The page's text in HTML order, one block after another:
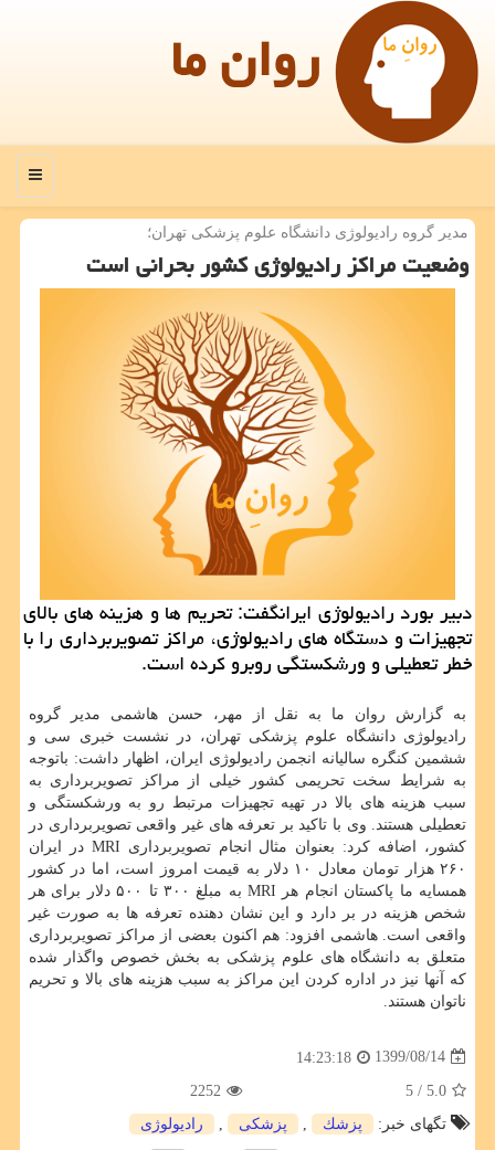
روان ما
منو
مدیر گروه رادیولوژی دانشگاه علوم پزشكی تهران؛
وضعیت مراكز رادیولوژی كشور بحرانی است
دبیر بورد رادیولوژی ایرانگفت: تحریم ها و هزینه های بالای
تجهیزات و دستگاه های رادیولوژی، مراكز تصویربرداری را با
خطر تعطیلی و ورشكستگی روبرو كرده است.
به گزارش روان ما به نقل از مهر، حسن هاشمی مدیر گروه
رادیولوژی دانشگاه علوم پزشکی تهران، در نشست خبری سی و
ششمین کنگره سالیانه انجمن رادیولوژی ایران، اظهار داشت: باتوجه
به شرایط سخت تحریمی کشور خیلی از مراکز تصویربرداری به
سبب هزینه های بالا در تهیه تجهیزات مرتبط رو به ورشکستگی و
تعطیلی هستند. وی با تاکید بر تعرفه های غیر واقعی تصویربرداری در
کشور، اضافه کرد: بعنوان مثال انجام تصویربرداری MRI در ایران
۲۶۰ هزار تومان معادل ۱۰ دلار به قیمت امروز است، اما در کشور
همسایه ما پاکستان انجام هر MRI به مبلغ ۳۰۰ تا ۵۰۰ دلار برای هر
شخص هزینه در بر دارد و این نشان دهنده تعرفه ها به صورت غیر
واقعی است. هاشمی افزود: هم اکنون بعضی از مراکز تصویربرداری
متعلق به دانشگاه های علوم پزشکی به بخش خصوص واگذار شده
که آنها نیز در اداره کردن این مراکز به سبب هزینه های بالا و تحریم
ناتوان هستند.
1399/08/14
14:23:18
5.0
/ 5
2252
تگهای خبر:
پزشك پزشكی رادیولوژی